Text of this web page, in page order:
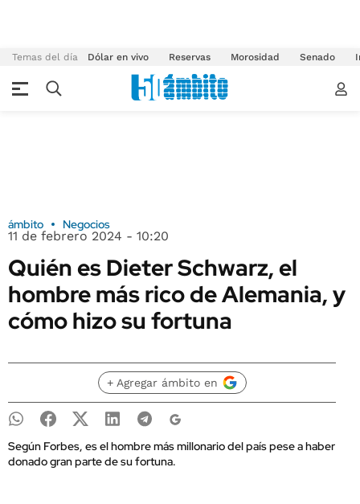
Temas del día Dólar en vivo Reservas Morosidad Senado
ámbito Negocios
11 de febrero 2024 - 10:20
Quién es Dieter Schwarz, el
hombre más rico de Alemania, y
cómo hizo su fortuna
+ Agregar ámbito en
Según Forbes, es el hombre más millonario del país pese a haber
donado gran parte de su fortuna.